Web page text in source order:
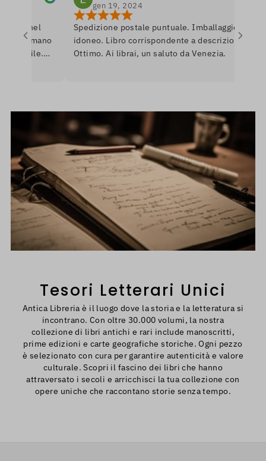
amano
gen 19, 2024
Spedizione postale puntuale. Imballaggio
idoneo. Libro corrispondente a descrizione.
Ottimo. Ai librai, un saluto da Venezia.
Tesori Letterari Unici
Antica Libreria è il luogo dove la storia e la letteratura si
incontrano. Con oltre 30.000 volumi, la nostra
collezione di libri antichi e rari include manoscritti,
prime edizioni e carte geografiche storiche. Ogni pezzo
è selezionato con cura per garantire autenticità e valore
culturale. Scopri il fascino dei libri che hanno
attraversato i secoli e arricchisci la tua collezione con
opere uniche che raccontano storie senza tempo.